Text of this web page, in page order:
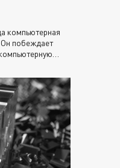
компьютерная
Он побеждает